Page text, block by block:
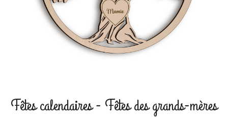
Fêtes calendaires - Fêtes des grands-mères